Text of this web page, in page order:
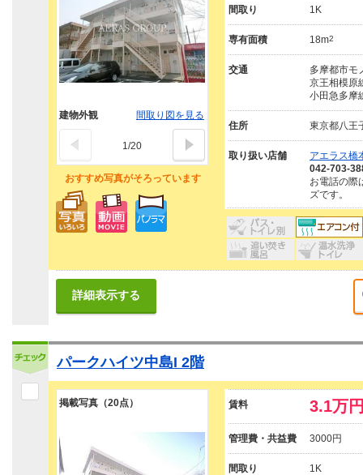
おすすめ写真がそろっています
建物外観 間取り図を見る
1/20
間取り 1K
専有面積 18m2
交通
多摩都市モ
京王相模原
小田急多摩
住所 東京都八王
取り扱い店舗
アエラス橋
042-703-
お電話の際
ズです。
詳細表示する
パークハイツ中島I 2階
掲載写真（20点） 賃料 3.1万
管理費・共益費 3000円
間取り 1K